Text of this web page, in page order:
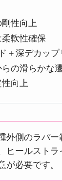
性向上
軟性確保
＋深デカッ
の滑らかな
向上
外側のラバー
ヒールストラ
が必要です。